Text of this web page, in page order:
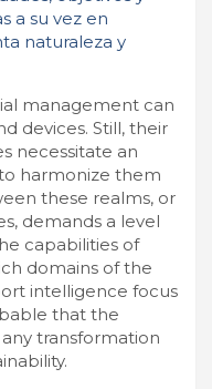
a su vez en
naturaleza y
management can
devices. Still, their
necessitate an
harmonize them
these realms, or
demands a level
capabilities of
domains of the
intelligence focus
that the
transformation